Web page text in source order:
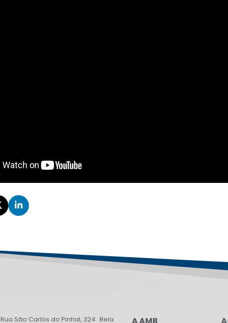
Rua São Carlos do Pinhal, 324 Bela A AMB